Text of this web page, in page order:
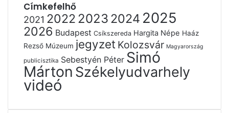
Címkefelhő
2021 2022 2023 2024 2025
2026 Budapest Csíkszereda Hargita Népe Haáz
Rezső Múzeum jegyzet Kolozsvár Magyarország
publicisztika Sebestyén Péter Simó
Márton Székelyudvarhely
videó